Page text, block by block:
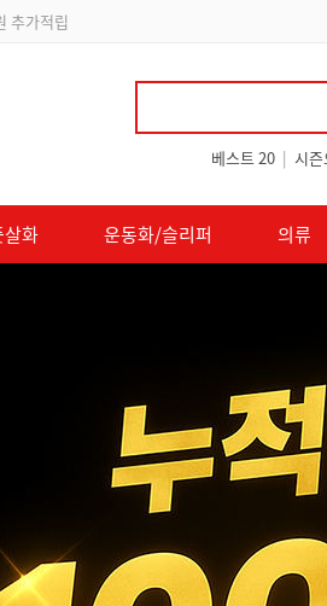
할인 쿠폰 지급
베스트 20 | 시즌
살화 운동화/슬리퍼 의류